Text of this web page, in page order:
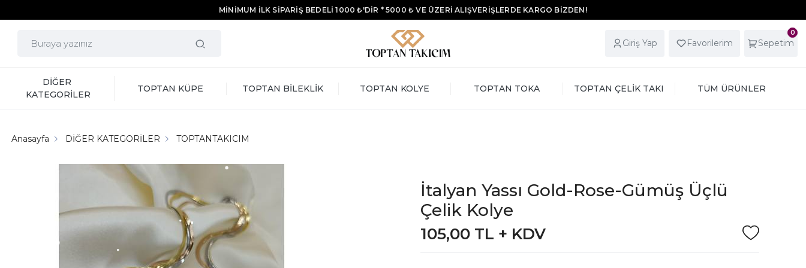
MİNİMUM İLK SİPARİŞ BEDELİ 1000 ₺'DİR * 5000 ₺ VE ÜZERİ ALIŞVERİŞLERDE KARGO BİZDEN!
Giriş Yap Favorilerim
0
Sepetim
DİĞER
KATEGORİLER
TOPTAN KÜPE TOPTAN BİLEKLİK TOPTAN KOLYE TOPTAN TOKA TOPTAN ÇELİK TAKI TÜM ÜRÜNLER
Anasayfa DİĞER KATEGORİLER TOPTANTAKICIM
İtalyan Yassı Gold-Rose-Gümüş Üçlü
Çelik Kolye
105,00 TL + KDV